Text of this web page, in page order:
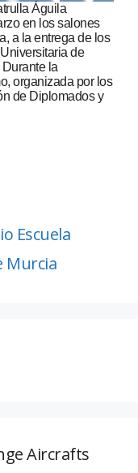
Águila
en los salones
a la entrega de los
de
la
organizada por los
de Diplomados y
Escuela
Murcia
Aircrafts